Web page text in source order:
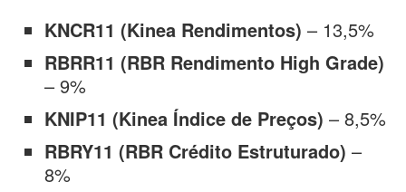
KNCR11 (Kinea Rendimentos) – 13,5%
RBRR11 (RBR Rendimento High Grade)
– 9%
KNIP11 (Kinea Índice de Preços) – 8,5%
RBRY11 (RBR Crédito Estruturado) –
8%